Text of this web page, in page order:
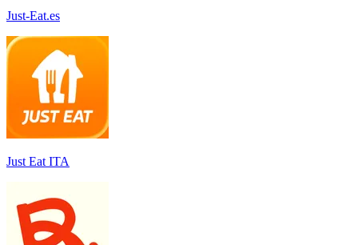
Just-Eat.es
Just Eat ITA